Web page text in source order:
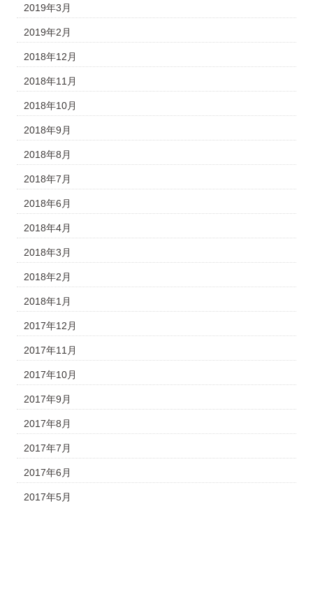
2019年3月
2019年2月
2018年12月
2018年11月
2018年10月
2018年9月
2018年8月
2018年7月
2018年6月
2018年4月
2018年3月
2018年2月
2018年1月
2017年12月
2017年11月
2017年10月
2017年9月
2017年8月
2017年7月
2017年6月
2017年5月